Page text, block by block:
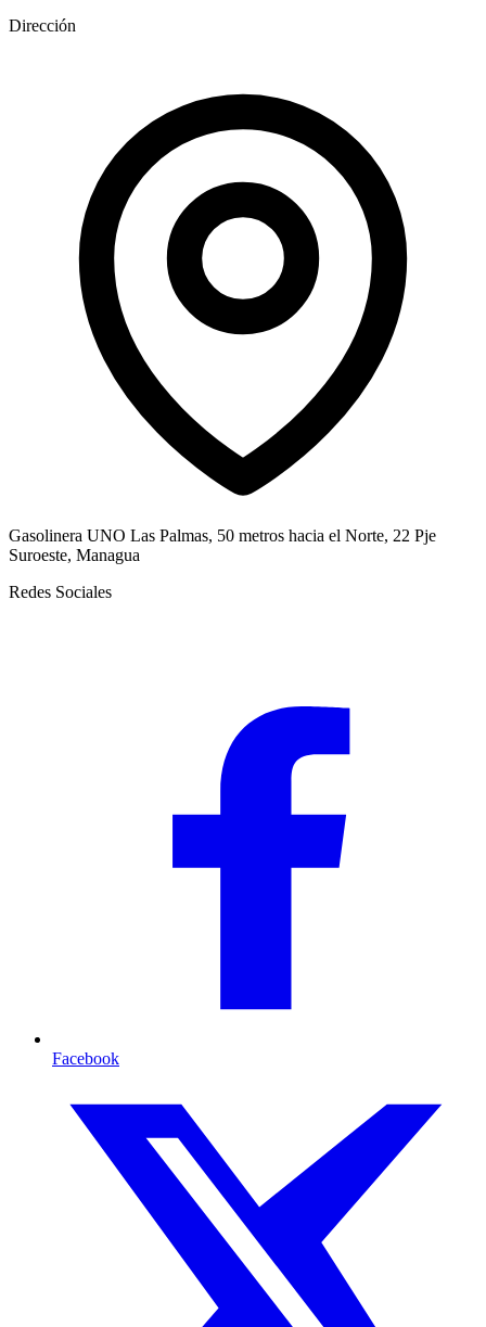
Dirección
Gasolinera UNO Las Palmas, 50 metros hacia el Norte, 22 Pje
Suroeste, Managua
Redes Sociales
Facebook